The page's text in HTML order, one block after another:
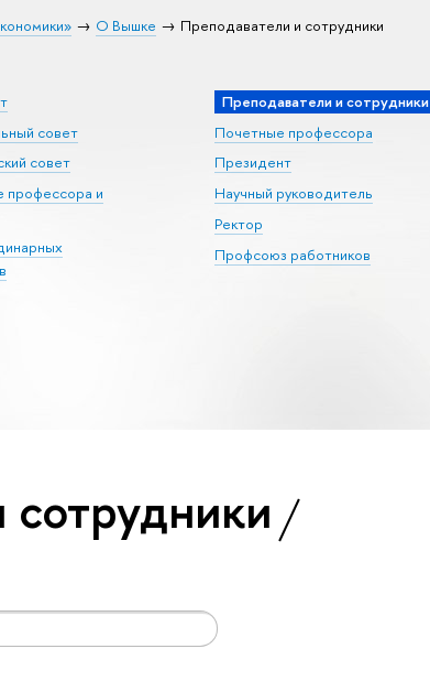
О Вышке Преподаватели и сотрудники
совет
совет
профессора и
Преподаватели и сотрудники
Почетные профессора
Президент
Научный руководитель
Ректор
Профсоюз работников